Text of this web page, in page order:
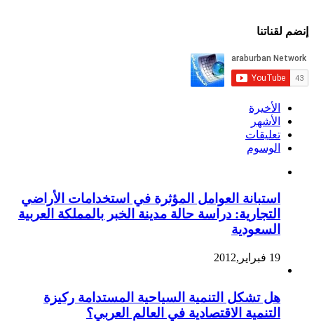
إنضم لقناتنا
الأخيرة
الأشهر
تعليقات
الوسوم
استبانة العوامل المؤثرة في استخدامات الأراضي
التجارية: دراسة حالة مدينة الخبر بالمملكة العربية
السعودية
19 فبراير,2012
هل تشكل التنمية السياحية المستدامة ركيزة
التنمية الاقتصادية في العالم العربي؟